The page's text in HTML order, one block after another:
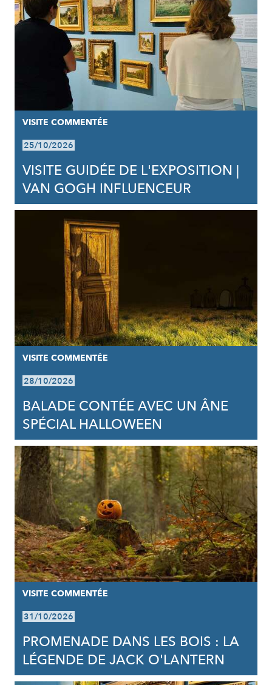
VISITE COMMENTÉE
25/10/2026
VISITE GUIDÉE DE L'EXPOSITION |
VAN GOGH INFLUENCEUR
VISITE COMMENTÉE
28/10/2026
BALADE CONTÉE AVEC UN ÂNE
SPÉCIAL HALLOWEEN
VISITE COMMENTÉE
31/10/2026
PROMENADE DANS LES BOIS : LA
LÉGENDE DE JACK O'LANTERN